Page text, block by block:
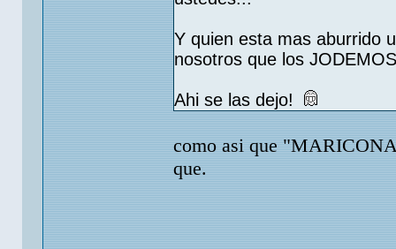
Y quien esta mas aburrido
nosotros que los
Ahi se las dejo!
como asi que
que.